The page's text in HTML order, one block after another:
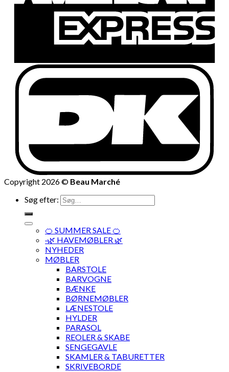
Copyright 2026 © Beau Marché
Søg efter:
🍊 SUMMER SALE 🍊
·🌿 HAVEMØBLER 🌿
NYHEDER
MØBLER
BARSTOLE
BARVOGNE
BÆNKE
BØRNEMØBLER
LÆNESTOLE
HYLDER
PARASOL
REOLER & SKABE
SENGEGAVLE
SKAMLER & TABURETTER
SKRIVEBORDE